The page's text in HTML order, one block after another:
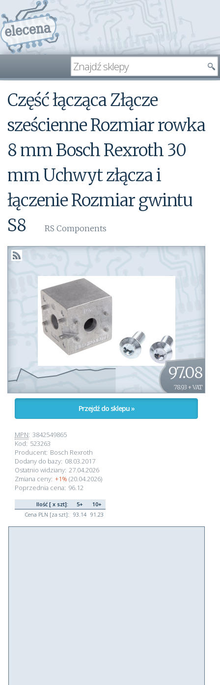
Część łącząca Złącze
sześcienne Rozmiar rowka
8 mm Bosch Rexroth 30
mm Uchwyt złącza i
łączenie Rozmiar gwintu
S8
RS Components
97.08
78.93 + VAT
Przejdź do sklepu »
MPN: 3842549865
Kod: 523263
Producent: Bosch Rexroth
Dodany do bazy: 08.03.2017
Ostatnio widziany: 27.04.2026
Zmiana ceny: +1% (20.04.2026)
Poprzednia cena: 96.12
Ilość [ x szt]: 5+
10+
Cena PLN [za szt]: 93.14 91.23